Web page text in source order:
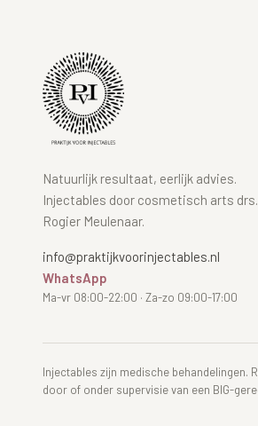
Natuurlijk resultaat, eerlijk advies.
Injectables door cosmetisch arts drs.
Rogier Meulenaar.
info@praktijkvoorinjectables.nl
WhatsApp
Ma-vr 08:00-22:00 · Za-zo 09:00-17:00
Injectables zijn medische behandelingen.
door of onder supervisie van een BIG-